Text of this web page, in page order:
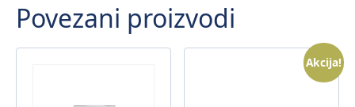
Povezani proizvodi
Akcija!